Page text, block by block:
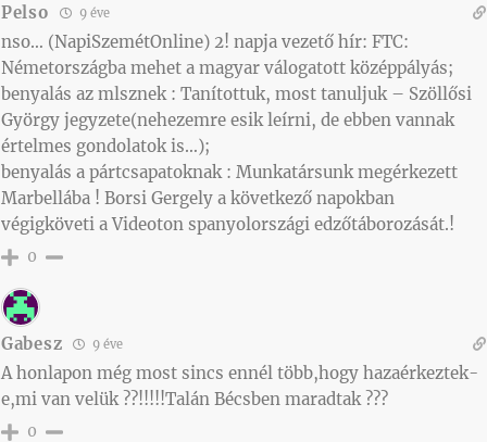
Pelso 9 éve
nso… (NapiSzemétOnline) 2! napja vezető hír: FTC:
Németországba mehet a magyar válogatott középpályás;
benyalás az mlsznek : Tanítottuk, most tanuljuk – Szöllősi
György jegyzete(nehezemre esik leírni, de ebben vannak
értelmes gondolatok is…);
benyalás a pártcsapatoknak : Munkatársunk megérkezett
Marbellába ! Borsi Gergely a következő napokban
végigköveti a Videoton spanyolországi edzőtáborozását.!
0
Gabesz 9 éve
A honlapon még most sincs ennél több,hogy hazaérkeztek-
e,mi van velük ??!!!!!Talán Bécsben maradtak ???
0